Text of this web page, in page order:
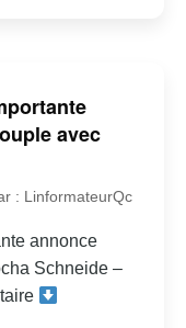
avec
: LinformateurQc
annonce
Schneide –